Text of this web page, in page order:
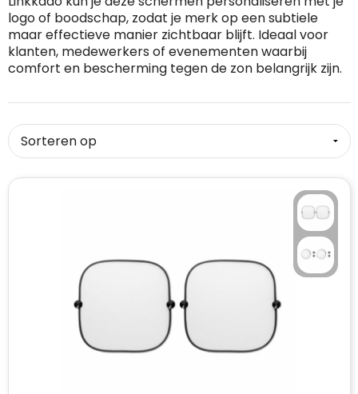
Home & Living
Keuken & Horeca
Reizen & Onderweg
Vakantie, Recreatie & Spellen
Dag van de Vrijwilliger
Dag van de Zorgkundige
Kerstmis
Pasen
Sinterklaas
Zomer
RFX™
Sportlife®
Stanley®
Swiss Peak
Tenson
Custom medaille
Custom deken
Custom pet, muts & hoed
Custom speelkaarten
Custom tas
Custom telefoonaccessoires
Zorg
logo of boodschap, zodat je merk op een subtiele
maar effectieve manier zichtbaar blijft. Ideaal voor
klanten, medewerkers of evenementen waarbij
comfort en bescherming tegen de zon belangrijk zijn.